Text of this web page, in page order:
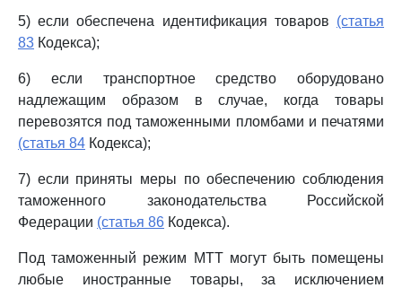
5) если обеспечена идентификация товаров (статья
83 Кодекса);
6) если транспортное средство оборудовано
надлежащим образом в случае, когда товары
перевозятся под таможенными пломбами и печатями
(статья 84 Кодекса);
7) если приняты меры по обеспечению соблюдения
таможенного законодательства Российской
Федерации (статья 86 Кодекса).
Под таможенный режим МТТ могут быть помещены
любые иностранные товары, за исключением